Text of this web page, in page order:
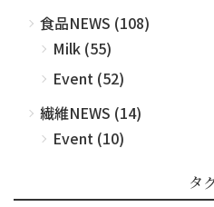
食品NEWS (108)
Milk (55)
Event (52)
繊維NEWS (14)
Event (10)
タ